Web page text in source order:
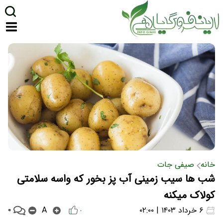
خانه صیفی جات
شب ها سیب زمینی آب پز بخور که واسه سلامتی
کولاک میکنه
۰ A ۰